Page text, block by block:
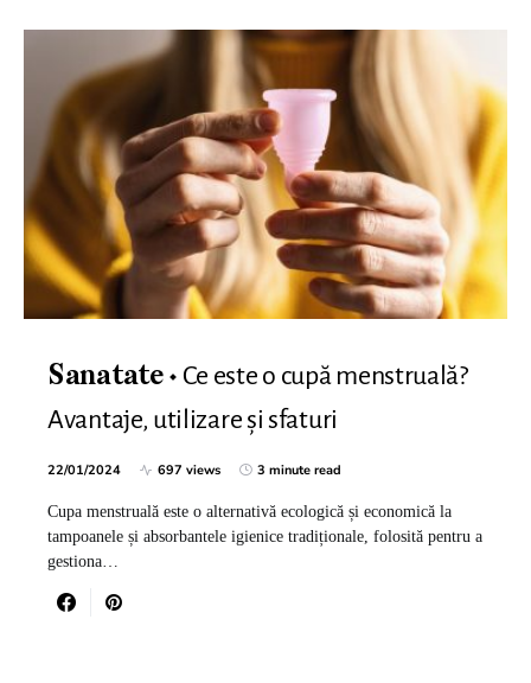
Sanatate
Ce este o cupă menstruală?
Avantaje, utilizare și sfaturi
22/01/2024 697 views 3 minute read
Cupa menstruală este o alternativă ecologică și economică la
tampoanele și absorbantele igienice tradiționale, folosită pentru a
gestiona…